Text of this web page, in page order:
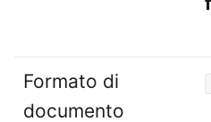
Formato di
documento